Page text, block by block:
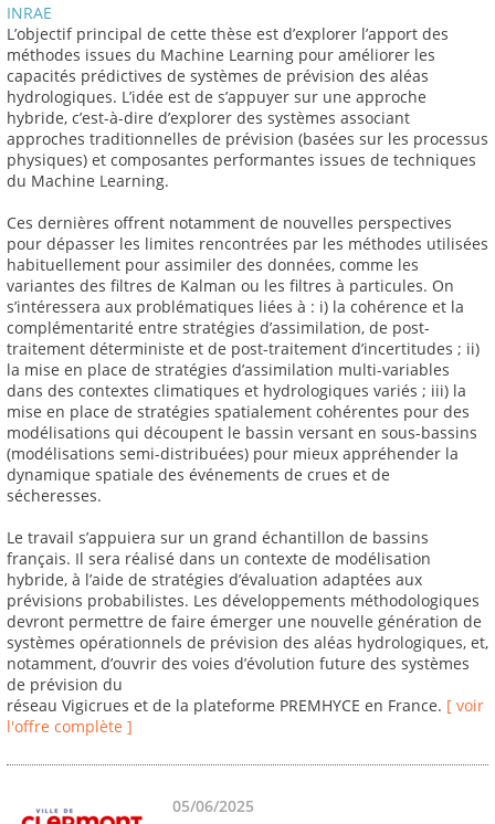
INRAE
L’objectif principal de cette thèse est d’explorer l’apport des
méthodes issues du Machine Learning pour améliorer les
capacités prédictives de systèmes de prévision des aléas
hydrologiques. L’idée est de s’appuyer sur une approche
hybride, c’est-à-dire d’explorer des systèmes associant
approches traditionnelles de prévision (basées sur les processus
physiques) et composantes performantes issues de techniques
du Machine Learning.
Ces dernières offrent notamment de nouvelles perspectives
pour dépasser les limites rencontrées par les méthodes utilisées
habituellement pour assimiler des données, comme les
variantes des filtres de Kalman ou les filtres à particules. On
s’intéressera aux problématiques liées à : i) la cohérence et la
complémentarité entre stratégies d’assimilation, de post-
traitement déterministe et de post-traitement d’incertitudes ; ii)
la mise en place de stratégies d’assimilation multi-variables
dans des contextes climatiques et hydrologiques variés ; iii) la
mise en place de stratégies spatialement cohérentes pour des
modélisations qui découpent le bassin versant en sous-bassins
(modélisations semi-distribuées) pour mieux appréhender la
dynamique spatiale des événements de crues et de
sécheresses.
Le travail s’appuiera sur un grand échantillon de bassins
français. Il sera réalisé dans un contexte de modélisation
hybride, à l’aide de stratégies d’évaluation adaptées aux
prévisions probabilistes. Les développements méthodologiques
devront permettre de faire émerger une nouvelle génération de
systèmes opérationnels de prévision des aléas hydrologiques, et,
notamment, d’ouvrir des voies d’évolution future des systèmes
de prévision du
réseau Vigicrues et de la plateforme PREMHYCE en France. [ voir
l'offre complète ]
05/06/2025